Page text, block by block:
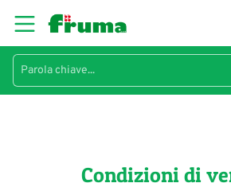
Condizioni di